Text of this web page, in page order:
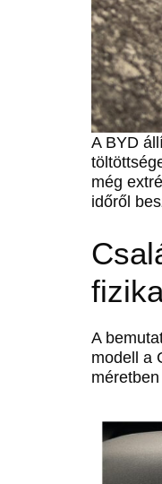
A BYD
még
időről
A
modell a